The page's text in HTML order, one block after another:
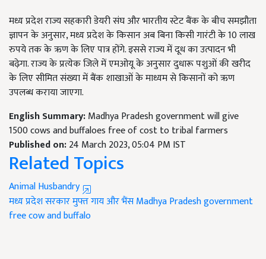
मध्य प्रदेश राज्य सहकारी डेयरी संघ और भारतीय स्टेट बैंक के बीच समझौता
ज्ञापन के अनुसार, मध्य प्रदेश के किसान अब बिना किसी गारंटी के 10 लाख
रुपये तक के ऋण के लिए पात्र होंगे. इससे राज्य में दूध का उत्पादन भी
बढ़ेगा. राज्य के प्रत्येक जिले में एमओयू के अनुसार दुधारू पशुओं की खरीद
के लिए सीमित संख्या में बैंक शाखाओं के माध्यम से किसानों को ऋण
उपलब्ध कराया जाएगा.
English Summary:Madhya Pradesh government will give
1500 cows and buffaloes free of cost to tribal farmers
Published on:24 March 2023, 05:04 PM IST
Related Topics
Animal Husbandry
मध्य प्रदेश सरकारमुफ्त गाय और भैंसMadhya Pradesh government
free cow and buffalo